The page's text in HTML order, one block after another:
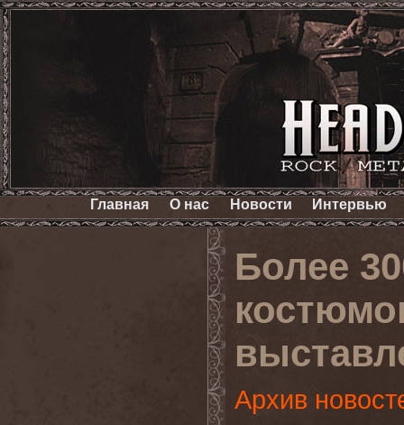
Главная О нас Новости Интервью
Более
Архив